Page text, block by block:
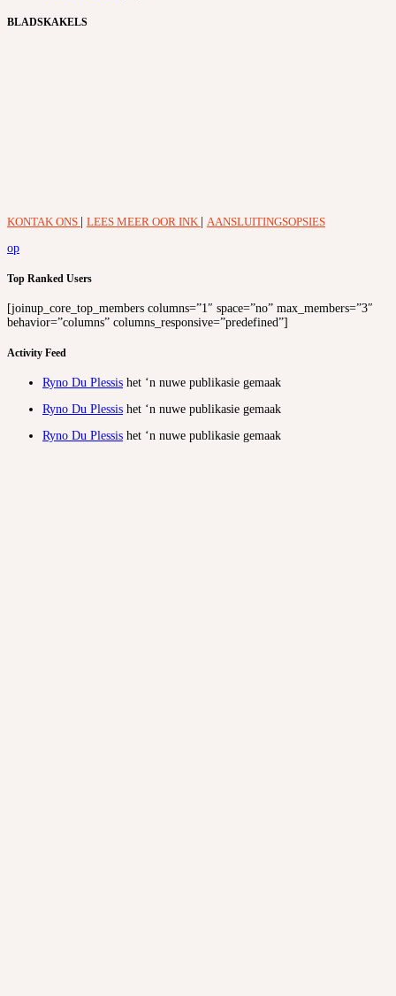
BLADSKAKELS
KONTAK ONS LEES MEER OOR INK
AANSLUITINGSOPSIES
op
Top Ranked Users
[joinup_core_top_members columns=”1″ space=”no” max_members=”3″
behavior=”columns” columns_responsive=”predefined”]
Activity Feed
Ryno Du Plessis het ‘n nuwe publikasie gemaak
Ryno Du Plessis het ‘n nuwe publikasie gemaak
Ryno Du Plessis het ‘n nuwe publikasie gemaak